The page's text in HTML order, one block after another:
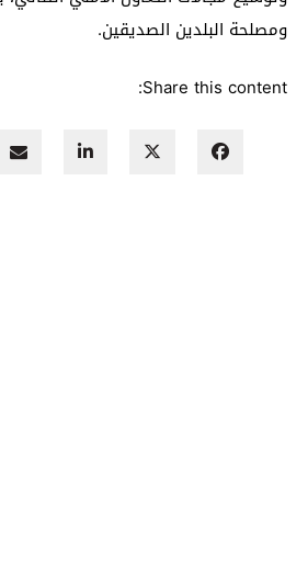
ومصلحة البلدين الصديقين.
Share this content: